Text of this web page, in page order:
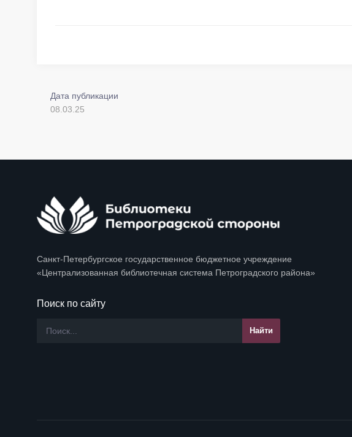
Дата публикации
08.03.25
Санкт-Петербургское государственное бюджетное учреждение
«Централизованная библиотечная система Петроградского района»
Поиск по сайту